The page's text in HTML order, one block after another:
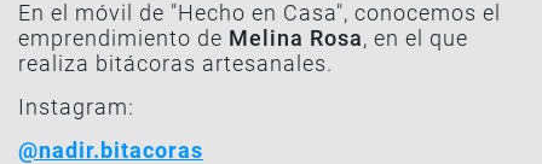
En el móvil de "Hecho en Casa", conocemos el
emprendimiento de Melina Rosa, en el que
realiza bitácoras artesanales.
Instagram:
@nadir.bitacoras